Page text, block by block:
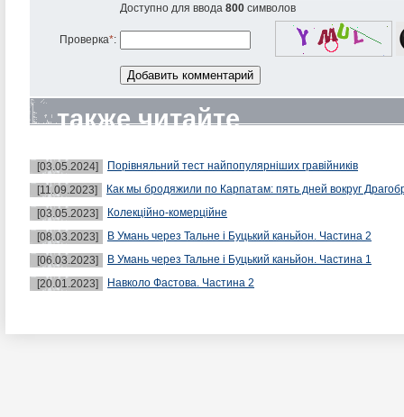
Доступно для ввода 800 символов
Проверка*:
также читайте
[03.05.2024]
Порівняльний тест найпопулярніших гравійників
[11.09.2023]
Как мы бродяжили по Карпатам: пять дней вокруг
[03.05.2023]
Колекційно-комерційне
[08.03.2023]
В Умань через Тальне і Буцький каньйон. Частина 2
[06.03.2023]
В Умань через Тальне і Буцький каньйон. Частина 1
[20.01.2023]
Навколо Фастова. Частина 2